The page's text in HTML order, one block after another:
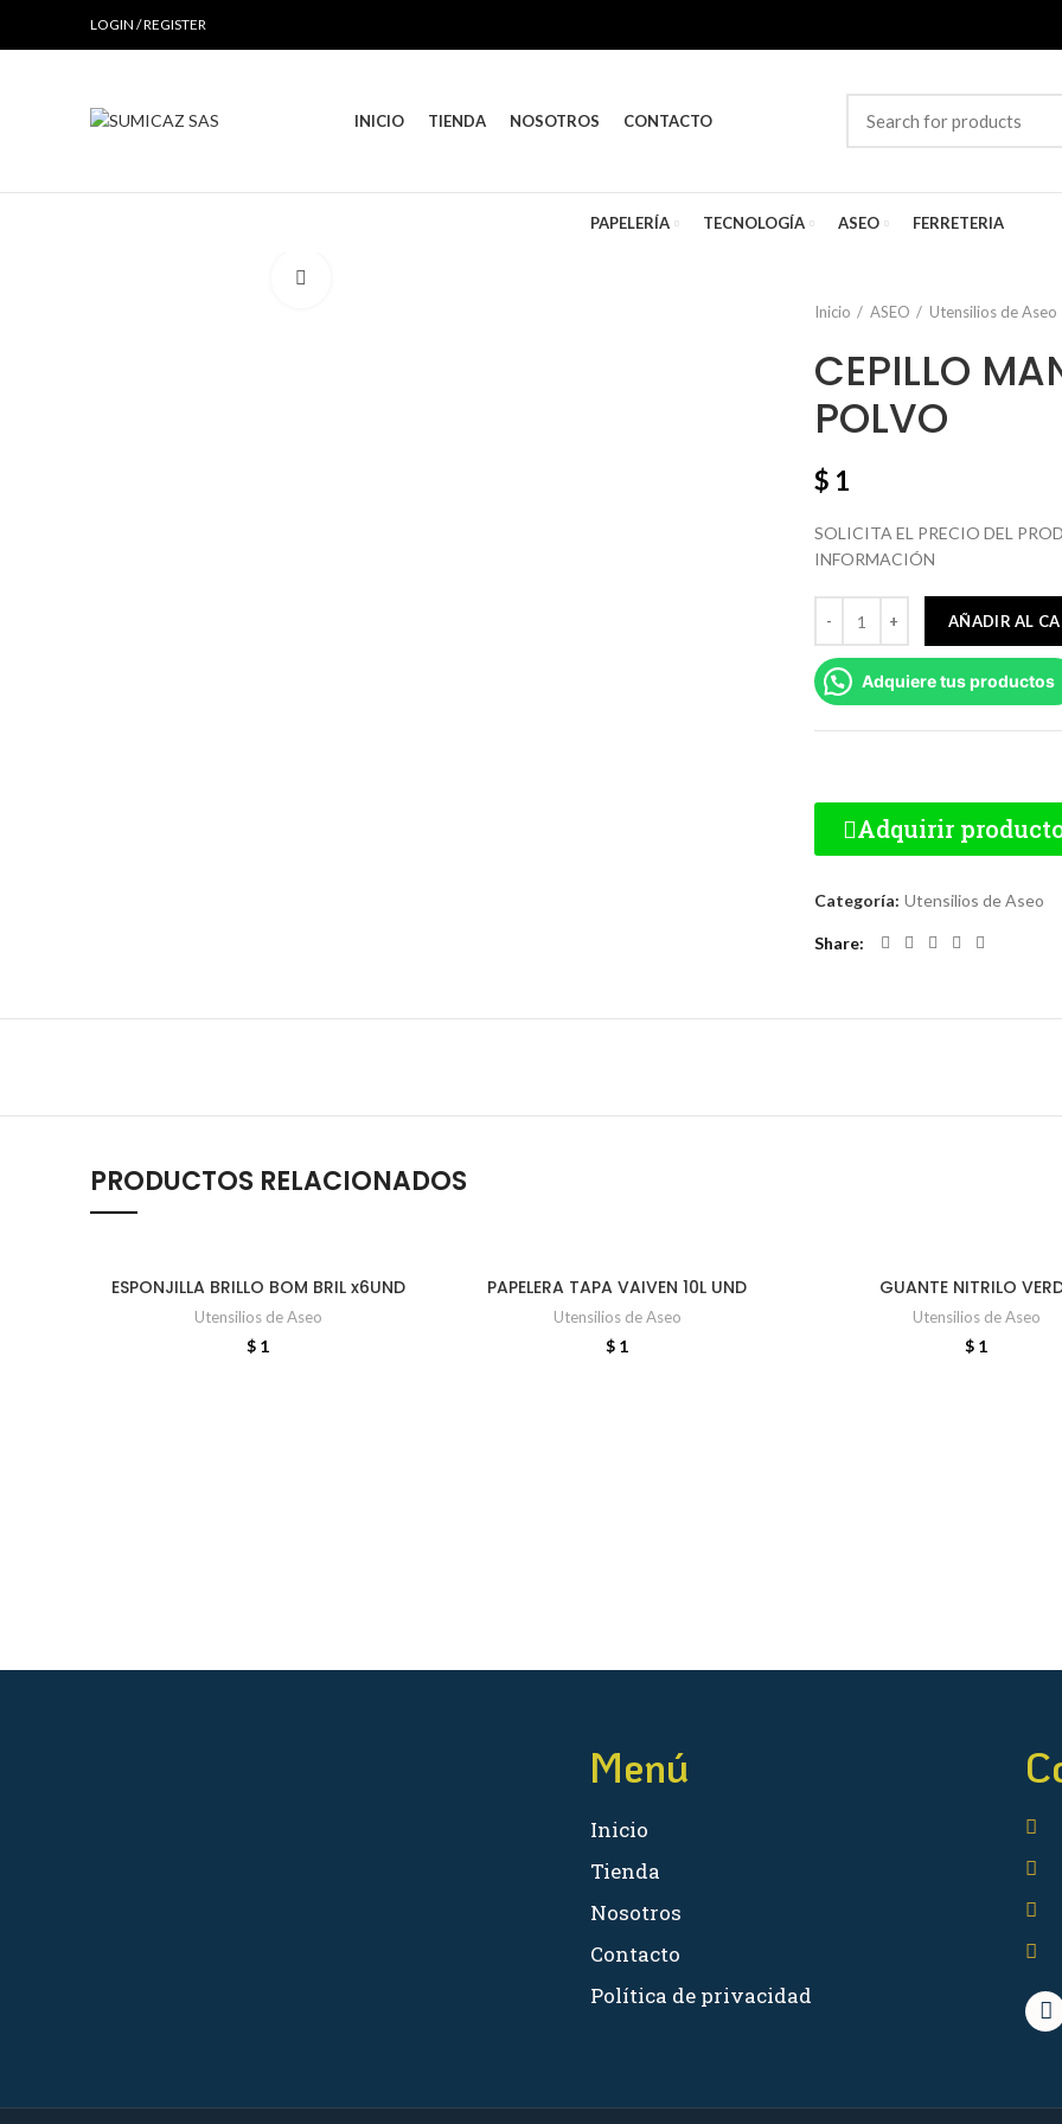
LOGIN / REGISTER
INICIO TIENDA NOSOTROS CONTACTO
PAPELERÍA TECNOLOGÍA ASEO FERRETERIA
Inicio
ASEO Utensilios de Aseo
CEPILLO
POLVO
$ 1
SOLICITA EL PRECIO DEL
INFORMACIÓN
AÑADIR AL
Adquiere tus productos
Adquirir
Categoría: Utensilios de Aseo
Share
PRODUCTOS RELACIONADOS
AÑADIR AL CARRITO
ESPONJILLA BRILLO BOM BRIL x6UND
Utensilios de Aseo
$ 1
AÑADIR AL CARRITO
PAPELERA TAPA VAIVEN 10L UND
Utensilios de Aseo
$ 1
AÑADIR AL CARRITO
GUANTE NITRILO
Utensilios de Aseo
$ 1
Menú
Inicio
Tienda
Nosotros
Contacto
Política de privacidad